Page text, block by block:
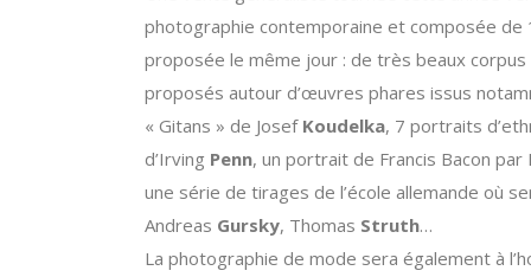
photographie contemporaine et composée de
proposée le même jour : de très beaux
proposés autour d’œuvres phares issus
« Gitans » de Josef Koudelka, 7 portraits
d’Irving Penn, un portrait de Francis Bacon par
une série de tirages de l’école allemande où
Andreas Gursky, Thomas Struth…
La photographie de mode sera également à